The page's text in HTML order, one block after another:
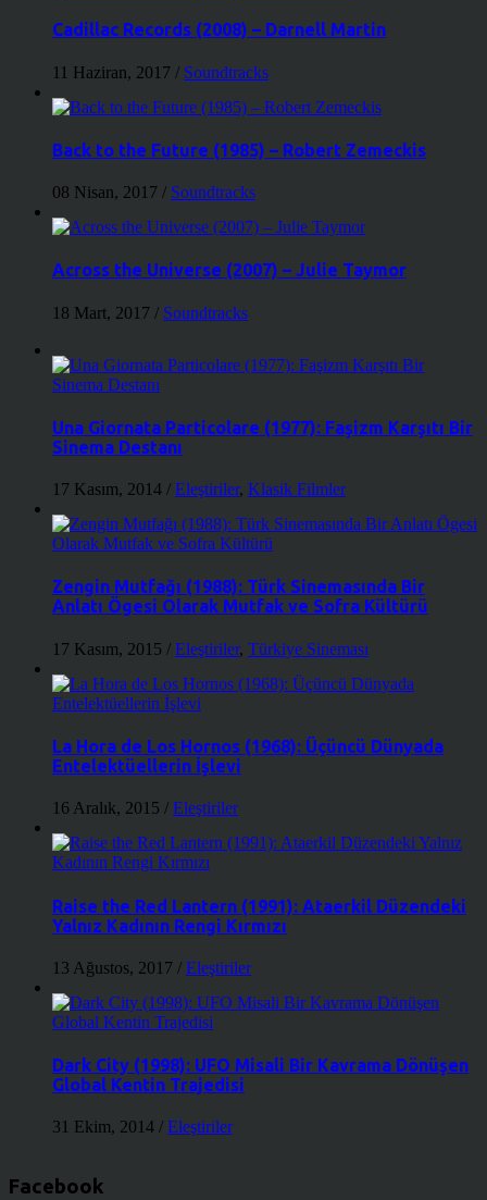
Cadillac Records (2008) – Darnell Martin
11 Haziran, 2017 / Soundtracks
Back to the Future (1985) – Robert Zemeckis
08 Nisan, 2017 / Soundtracks
Across the Universe (2007) – Julie Taymor
18 Mart, 2017 / Soundtracks
Una Giornata Particolare (1977): Faşizm Karşıtı Bir
Sinema Destanı
17 Kasım, 2014 / Eleştiriler, Klasik Filmler
Zengin Mutfağı (1988): Türk Sinemasında Bir
Anlatı Ögesi Olarak Mutfak ve Sofra Kültürü
17 Kasım, 2015 / Eleştiriler, Türkiye Sineması
La Hora de Los Hornos (1968): Üçüncü Dünyada
Entelektüellerin İşlevi
16 Aralık, 2015 / Eleştiriler
Raise the Red Lantern (1991): Ataerkil Düzendeki
Yalnız Kadının Rengi Kırmızı
13 Ağustos, 2017 / Eleştiriler
Dark City (1998): UFO Misali Bir Kavrama Dönüşen
Global Kentin Trajedisi
31 Ekim, 2014 / Eleştiriler
Facebook